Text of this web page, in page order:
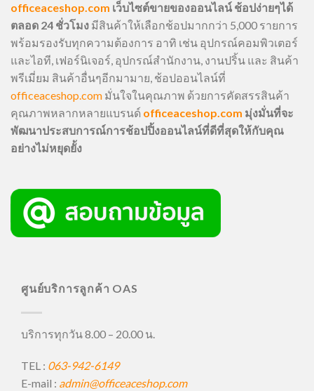
officeaceshop.com เว็บไซต์ขายของออนไลน์ ช้อปง่ายๆได้
ตลอด 24 ชั่วโมง มีสินค้าให้เลือกช้อปมากกว่า 5,000 รายการ
พร้อมรองรับทุกความต้องการ อาทิ เช่น อุปกรณ์คอมพิวเตอร์
และไอที, เฟอร์นิเจอร์, อุปกรณ์สำนักงาน, งานปริ้น และ สินค้า
พรีเมี่ยม สินค้าอื่นๆอีกมามาย, ช้อปออนไลน์ที่
officeaceshop.com มั่นใจในคุณภาพ ด้วยการคัดสรรสินค้า
คุณภาพหลากหลายแบรนด์ officeaceshop.com มุ่งมั่นที่จะ
พัฒนาประสบการณ์การช้อปปิ้งออนไลน์ที่ดีที่สุดให้กับคุณ
อย่างไม่หยุดยั้ง
ศูนย์บริการลูกค้า OAS
บริการทุกวัน 8.00 – 20.00 น.
TEL : 063-942-6149
E-mail : admin@officeaceshop.com